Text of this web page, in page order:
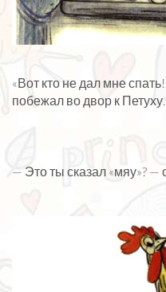
«Вот кто не дал мне
побежал во двор к Петуху.
— Это ты сказал «мяу»?